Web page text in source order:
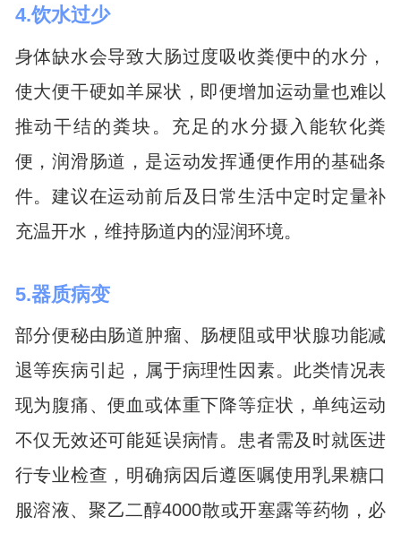
4.饮水过少
身体缺水会导致大肠过度吸收粪便中的水分，
使大便干硬如羊屎状，即便增加运动量也难以
推动干结的粪块。充足的水分摄入能软化粪
便，润滑肠道，是运动发挥通便作用的基础条
件。建议在运动前后及日常生活中定时定量补
充温开水，维持肠道内的湿润环境。
5.器质病变
部分便秘由肠道肿瘤、肠梗阻或甲状腺功能减
退等疾病引起，属于病理性因素。此类情况表
现为腹痛、便血或体重下降等症状，单纯运动
不仅无效还可能延误病情。患者需及时就医进
行专业检查，明确病因后遵医嘱使用乳果糖口
服溶液、聚乙二醇4000散或开塞露等药物，必